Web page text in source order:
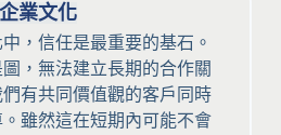
企業文化
，信任是最重要的基石。
，無法建立長期的合作關
有共同價值觀的客戶同時
雖然這在短期內可能不會